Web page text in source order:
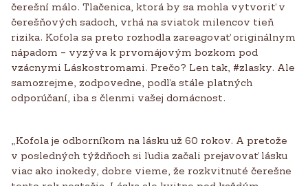
čerešní málo. Tlačenica, ktorá by sa mohla vytvoriť v
čerešňových sadoch, vrhá na sviatok milencov tieň
rizika. Kofola sa preto rozhodla zareagovať originálnym
nápadom – vyzýva k prvomájovým bozkom pod
vzácnymi Láskostromami. Prečo? Len tak, #zlasky. Ale
samozrejme, zodpovedne, podľa stále platných
odporúčaní, iba s členmi vašej domácnost.
„Kofola je odborníkom na lásku už 60 rokov. A pretože
v posledných týždňoch si ľudia začali prejavovať lásku
viac ako inokedy, dobre vieme, že rozkvitnuté čerešne